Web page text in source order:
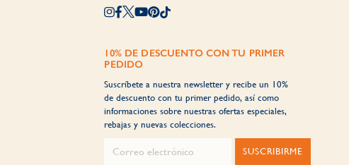
10% DE DESCUENTO CON TU PRIMER
PEDIDO
Suscríbete a nuestra newsletter y recibe un 10%
de descuento con tu primer pedido, así como
informaciones sobre nuestras ofertas especiales,
rebajas y nuevas colecciones.
SUSCRIBIRME